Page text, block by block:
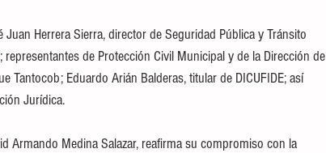
Herrera Sierra, director de Seguridad Pública y Tránsito
de Protección Civil Municipal y de la Dirección de
Tantocob; Eduardo Arián Balderas, titular de DICUFIDE; así
Jurídica.
Armando Medina Salazar, reafirma su compromiso con la